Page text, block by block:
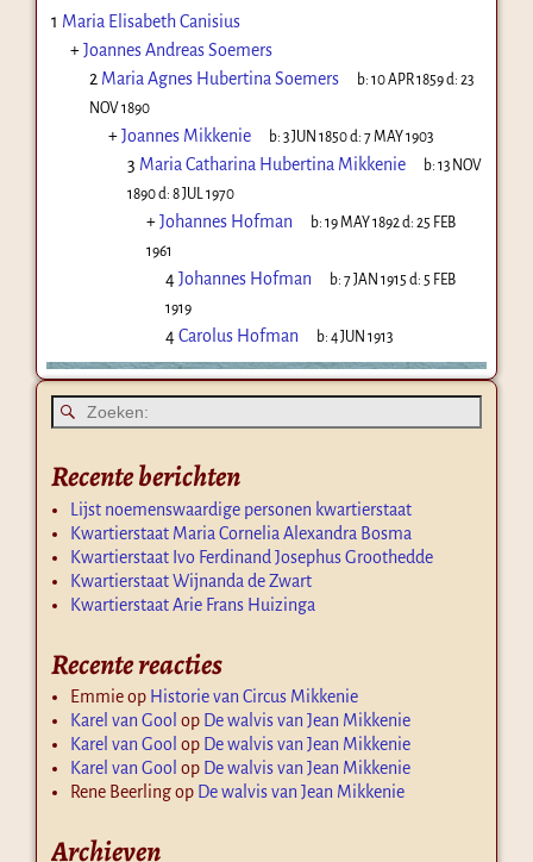
1 Maria Elisabeth Canisius
+Joannes Andreas Soemers
2 Maria Agnes Hubertina Soemers b:10 APR 1859d:23
NOV 1890
+Joannes Mikkenie b:3 JUN 1850d:7 MAY 1903
3 Maria Catharina Hubertina Mikkenie b:13 NOV
1890d: 8 JUL 1970
+Johannes Hofman b:19 MAY 1892 d:25 FEB
1961
4Johannes Hofman b:7 JAN 1915 d: 5 FEB
1919
4Carolus Hofman b:4 JUN 1913
Recente berichten
Lijst noemenswaardige personen kwartierstaat
Kwartierstaat Maria Cornelia Alexandra Bosma
Kwartierstaat Ivo Ferdinand Josephus Groothedde
Kwartierstaat Wijnanda de Zwart
Kwartierstaat Arie Frans Huizinga
Recente reacties
Emmieop Historie van Circus Mikkenie
Karel van Gool op De walvis van Jean Mikkenie
Karel van Gool op De walvis van Jean Mikkenie
Karel van Gool op De walvis van Jean Mikkenie
Rene Beerlingop De walvis van Jean Mikkenie
Archieven